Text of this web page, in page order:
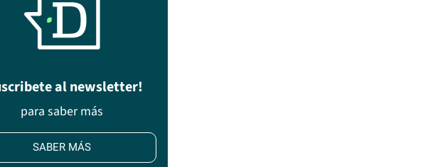
al newsletter!
para saber más
SABER MÁS